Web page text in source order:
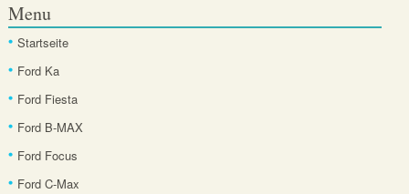
Menu
Startseite
Ford Ka
Ford Fiesta
Ford B-MAX
Ford Focus
Ford C-Max